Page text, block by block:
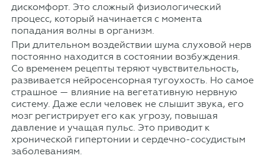
дискомфорт. Это сложный физиологический
процесс, который начинается с момента
попадания волны в организм.
При длительном воздействии шума слуховой нерв
постоянно находится в состоянии возбуждения.
Со временем рецепты теряют чувствительность,
развивается нейросенсорная тугоухость. Но самое
страшное — влияние на вегетативную нервную
систему. Даже если человек не слышит звука, его
мозг регистрирует его как угрозу, повышая
давление и учащая пульс. Это приводит к
хронической гипертонии и сердечно-сосудистым
заболеваниям.